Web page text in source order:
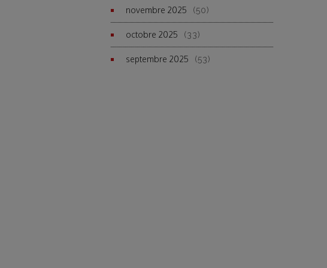
novembre 2025 (50)
octobre 2025 (33)
septembre 2025 (53)